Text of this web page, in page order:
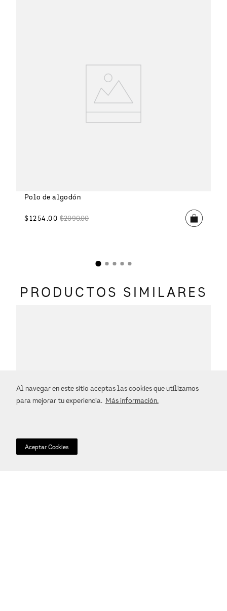
Al navegar en este sitio aceptas las cookies que utilizamos
para mejorar tu experiencia. Más información.
Aceptar Cookies
Polo de algodón
$1254.00 $2090.00
PRODUCTOS SIMILARES